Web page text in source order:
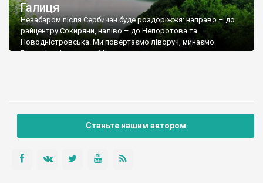
Галиця
Незабаром після Сербичан буде роздоріжжя: направо – до
райцентру Сокиряни, наліво – до Непоротова та
Новодністровська. Ми повертаємо ліворуч, минаємо
Білоусівку і за селом Михалкове повертаємо праворуч до
Станьте нашим автором